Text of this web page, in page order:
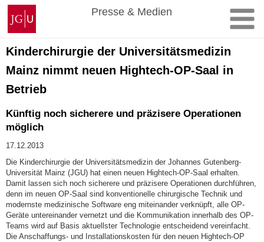
Zum
Inhalt
springen
Johannes
Gutenberg-
Universität
Mainz
Presse & Medien
Kinderchirurgie der Universitätsmedizin
Mainz nimmt neuen Hightech-OP-Saal in
Betrieb
Künftig noch sicherere und präzisere Operationen
möglich
17.12.2013
Die Kinderchirurgie der Universitätsmedizin der Johannes Gutenberg-
Universität Mainz (JGU) hat einen neuen Hightech-OP-Saal erhalten.
Damit lassen sich noch sicherere und präzisere Operationen durchführen,
denn im neuen OP-Saal sind konventionelle chirurgische Technik und
modernste medizinische Software eng miteinander verknüpft, alle OP-
Geräte untereinander vernetzt und die Kommunikation innerhalb des OP-
Teams wird auf Basis aktuellster Technologie entscheidend vereinfacht.
Die Anschaffungs- und Installationskosten für den neuen Hightech-OP